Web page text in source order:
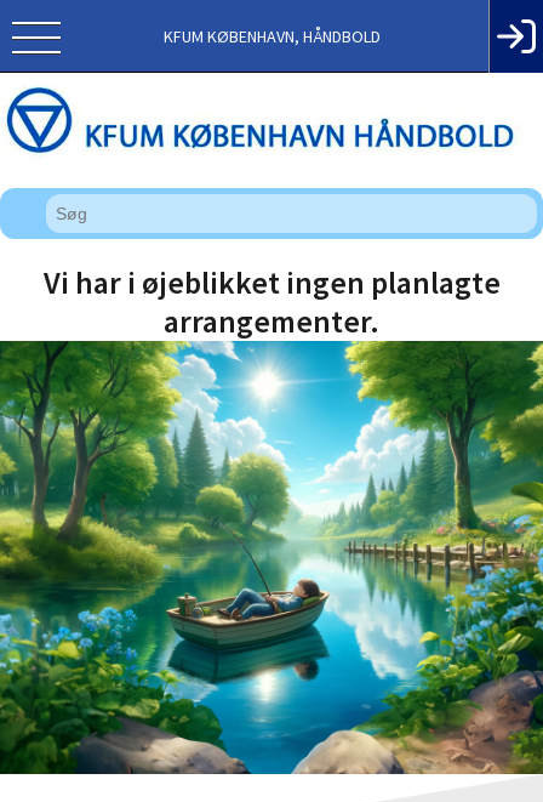
KFUM KØBENHAVN, HÅNDBOLD
Vi har i øjeblikket ingen planlagte
arrangementer.